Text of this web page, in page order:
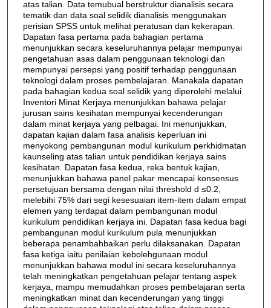
atas talian. Data temubual berstruktur dianalisis secara
tematik dan data soal selidik dianalisis menggunakan
perisian SPSS untuk melihat peratusan dan kekerapan.
Dapatan fasa pertama pada bahagian pertama
menunjukkan secara keseluruhannya pelajar mempunyai
pengetahuan asas dalam penggunaan teknologi dan
mempunyai persepsi yang positif terhadap penggunaan
teknologi dalam proses pembelajaran. Manakala dapatan
pada bahagian kedua soal selidik yang diperolehi melalui
Inventori Minat Kerjaya menunjukkan bahawa pelajar
jurusan sains kesihatan mempunyai kecenderungan
dalam minat kerjaya yang pelbagai. Ini menunjukkan,
dapatan kajian dalam fasa analisis keperluan ini
menyokong pembangunan modul kurikulum perkhidmatan
kaunseling atas talian untuk pendidikan kerjaya sains
kesihatan. Dapatan fasa kedua, reka bentuk kajian,
menunjukkan bahawa panel pakar mencapai konsensus
persetujuan bersama dengan nilai threshold d ≤0.2,
melebihi 75% dari segi kesesuaian item-item dalam empat
elemen yang terdapat dalam pembangunan modul
kurikulum pendidikan kerjaya ini. Dapatan fasa kedua bagi
pembangunan modul kurikulum pula menunjukkan
beberapa penambahbaikan perlu dilaksanakan. Dapatan
fasa ketiga iaitu penilaian kebolehgunaan modul
menunjukkan bahawa modul ini secara keseluruhannya
telah meningkatkan pengetahuan pelajar tentang aspek
kerjaya, mampu memudahkan proses pembelajaran serta
meningkatkan minat dan kecenderungan yang tinggi